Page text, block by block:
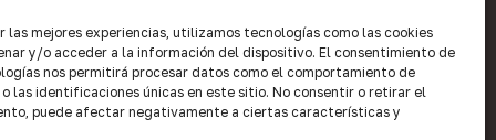
las mejores experiencias, utilizamos tecnologías como las cookies
y/o acceder a la información del dispositivo. El consentimiento de
nos permitirá procesar datos como el comportamiento de
las identificaciones únicas en este sitio. No consentir o retirar el
puede afectar negativamente a ciertas características y